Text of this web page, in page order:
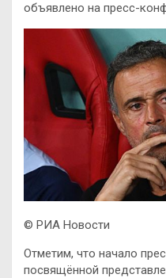
объявлено на пресс-
© РИА Новости
Отметим, что начало
посвящённой